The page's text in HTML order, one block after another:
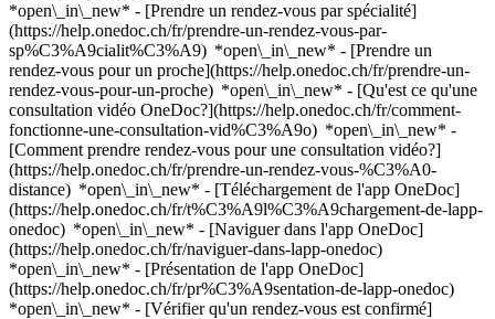
*open\_in\_new* - [Prendre un rendez-vous par spécialité]
(https://help.onedoc.ch/fr/prendre-un-rendez-vous-par-
sp%C3%A9cialit%C3%A9) *open\_in\_new* - [Prendre un
rendez-vous pour un proche](https://help.onedoc.ch/fr/prendre-un-
rendez-vous-pour-un-proche) *open\_in\_new* - [Qu'est ce qu'une
consultation vidéo OneDoc?](https://help.onedoc.ch/fr/comment-
fonctionne-une-consultation-vid%C3%A9o) *open\_in\_new* -
[Comment prendre rendez-vous pour une consultation vidéo?]
(https://help.onedoc.ch/fr/prendre-un-rendez-vous-%C3%A0-
distance) *open\_in\_new* - [Téléchargement de l'app OneDoc]
(https://help.onedoc.ch/fr/t%C3%A9l%C3%A9chargement-de-lapp-
onedoc) *open\_in\_new* - [Naviguer dans l'app OneDoc]
(https://help.onedoc.ch/fr/naviguer-dans-lapp-onedoc)
*open\_in\_new* - [Présentation de l'app OneDoc]
(https://help.onedoc.ch/fr/pr%C3%A9sentation-de-lapp-onedoc)
*open\_in\_new* - [Vérifier qu'un rendez-vous est confirmé](https://help.onedoc.ch/fr/v%C3%A9rifier-quun-rendez-vous-est-confirm%C3%A9) *open\_in\_new* - [Annuler un rendez-vous pris en ligne sur OneDoc](https://help.onedoc.ch/fr/annuler-un-rendez-vous-pris-en-ligne-sur-onedoc) *open\_in\_new* - [Je ne reçois pas de confirmation de rendez-vous](https://help.onedoc.ch/fr/je-ne-re%C3%A7ois-pas-de-confirmation-de-rendez-vous) *open\_in\_new* [Voir tous nos articles *open\_in\_new*](https://help.onedoc.ch/fr/) close ## Modifier votre recherche ![Maison avec un signe plus annonçant qu’une consultation peut être effectuée sur place](https://www.onedoc.ch/assets/images/icons/on-site.svg) Sur place ![Caméra avec un symbole lecture annonçant qu’une consultation peut être effectuée à distance en vidéo](https://www.onedoc.ch/assets/images/icons/remote.svg) À distance Rechercher #### Spécialités #### Praticiens #### Établissements edit Dépistage du diabète à Thônex tune Filtrer par Nouveaux patients*keyboard\_arrow\_down* - Acceptés*check\_circle* Langue parlée*keyboard\_arrow\_down* - Albanais*check\_circle* - Allemand*check\_circle* - Anglais*check\_circle* - Arabe*check\_circle* - Espagnol*check\_circle* - Français*check\_circle* - Grec*check\_circle* - Italien*check\_circle* - Persan*check\_circle* - Peul*check\_circle* - Polonais*check\_circle* - Portugais*check\_circle* - Roumain*check\_circle* - Suédois*check\_circle* - Turc*check\_circle* - Vietnamien*check\_circle* Sexe*keyboard\_arrow\_down* - Femme*check\_circle* - Homme*check\_circle* Réseau*keyboard\_arrow\_down* - Sun Store*check\_circle* - Amavita*check\_circle* - Coop Vitality*check\_circle* - REMED*check\_circle* - mediX*check\_circle* - Réseau Delta*check\_circle* Disponibilité*keyboard\_arrow\_down* - Disponible aujourdhui*check\_circle* - Dans les 3 prochains jours*check\_circle* - Dans les 7 prochains jours*check\_circle* - Dans les 14 prochains jours*check\_circle* # __Dépistage du diabète__ à __Thônex__: prenez rendez-vous en ligne aujourd'hui ## 2 résultats à Thônex [![Sun Store Thônex, pharmacie à Thônex](https://assets.onedoc.ch/images/entities/2d4e4bce5704b72e36109c2398f10fabab74841bc696e5a6a293f243fe272dc4-small.png "Sun Store Thônex, pharmacie à Thônex")](https://www.onedoc.ch/fr/pharmacie/thonex/e2e4/sun-store-thonex) ### [Sun Store Thônex](https://www.onedoc.ch/fr/pharmacie/thonex/e2e4/sun-store-thonex) Pharmacie Rue de Genève 106 1226 Thônex ![Icône patient avec un signe plus annonçant que le professionnel accepte de nouveaux patients](https://www.onedoc.ch/assets/images/icons/new-patients.svg)Accepte les nouveaux patients [Réserver un RDV](https://www.onedoc.ch/fr/pharmacie/thonex/e2e4/sun-store-thonex) *chevron\_left* lun. 03 août *chevron\_right* Voir plus de rendez-vous *error\_outline* Une erreur s'est produite lors du chargement des disponibilités [Réessayer](https://www.onedoc.ch) [![Amavita Thônex Tronchet, pharmacie à Thônex](https://assets.onedoc.ch/images/entities/30ba12978013a41ab53d6e11af0f23363274910824ace40288d26829afc85061-small.png "Amavita Thônex Tronchet, pharmacie à Thônex")](https://www.onedoc.ch/fr/pharmacie/thonex/e4t2/amavita-thonex-tronchet) ### [Amavita Thônex Tronchet](https://www.onedoc.ch/fr/pharmacie/thonex/e4t2/amavita-thonex-tronchet) ![Badge indiquant un profil vérifié](https://www.onedoc.ch/assets/images/icons/checkmark.svg) Pharmacie Avenue Tronchet 2 1226 Thônex ![Icône patient avec un signe plus annonçant que le professionnel accepte de nouveaux patients](https://www.onedoc.ch/assets/images/icons/new-patients.svg)Accepte les nouveaux patients [Réserver un RDV](https://www.onedoc.ch/fr/pharmacie/thonex/e4t2/amavita-thonex-tronchet) *chevron\_left* lun. 03 août *chevron\_right* Voir plus de rendez-vous *error\_outline* Une erreur s'est produite lors du chargement des disponibilités [Réessayer](https://www.onedoc.ch) ## __Dépistage du diabète__: d'autres spécialistes sont réservables en ligne dans les environs de __Thônex__ [![Pharmacie Sun Store Chêne-Bourg CEVA, pharmacie à Chêne-Bourg](https://assets.onedoc.ch/images/entities/19fb07bc407d46d8d07dc69a05b1185557a9409dccd26fae4885acc7963056e4-small.png "Pharmacie Sun Store Chêne-Bourg CEVA, pharmacie à Chêne-Bourg")](https://www.onedoc.ch/fr/pharmacie/chene-bourg/e4qx/pharmacie-sun-store-chene-bourg-ceva) ### [Pharmacie Sun Store Chêne-Bourg CEVA](https://www.onedoc.ch/fr/pharmacie/chene-bourg/e4qx/pharmacie-sun-store-chene-bourg-ceva) ![Badge indiquant un profil vérifié](https://www.onedoc.ch/assets/images/icons/checkmark.svg) Pharmacie Place de la Gare 6 1225 Chêne-Bourg ![Icône patient avec un signe plus annonçant que le professionnel accepte de nouveaux patients](https://www.onedoc.ch/assets/images/icons/new-patients.svg)Accepte les nouveaux patients [Réserver un RDV](https://www.onedoc.ch/fr/pharmacie/chene-bourg/e4qx/pharmacie-sun-store-chene-bourg-ceva) *chevron\_left* lun. 03 août *chevron\_right* Voir plus de rendez-vous *error\_outline* Une erreur s'est produite lors du chargement des disponibilités [Réessayer](https://www.onedoc.ch) [![Pharmacie de grange-canal, pharmacie à Chêne-Bougeries](https://assets.onedoc.ch/images/entities/dc7a87b7b4e472536eb3c8431aa484cc7fd45fcb748822ac9d55e251869c1ede-small.png "Pharmacie de grange-canal, pharmacie à Chêne-Bougeries")](https://www.onedoc.ch/fr/pharmacie/chene-bougeries/ebabd/pharmacie-de-grange-canal) ### [Pharmacie de grange-canal](https://www.onedoc.ch/fr/pharmacie/chene-bougeries/ebabd/pharmacie-de-grange-canal) ![Badge indiquant un profil vérifié](https://www.onedoc.ch/assets/images/icons/checkmark.svg) Pharmacie Route de Chêne 65 1224 Chêne-Bougeries ![Icône patient avec un signe plus annonçant que le professionnel accepte de nouveaux patients](https://www.onedoc.ch/assets/images/icons/new-patients.svg)Accepte les nouveaux patients [Réserver un RDV](https://www.onedoc.ch/fr/pharmacie/chene-bougeries/ebabd/pharmacie-de-grange-canal) [![Laboratoire Chêne-Bourg, laboratoire d'analyse à Chêne-Bourg](https://assets.onedoc.ch/images/entities/47ffedd82e59fb2ebb9fd30db01062f07bc6ffdfad8504a592429265fdc37cd6-small.png "Laboratoire Chêne-Bourg, laboratoire d'analyse à Chêne-Bourg")](https://www.onedoc.ch/fr/laboratoire-d-analyse/chene-bourg/e9t3/laboratoire-chene-bourg) ### [Laboratoire Chêne-Bourg](https://www.onedoc.ch/fr/laboratoire-d-analyse/chene-bourg/e9t3/laboratoire-chene-bourg) ![Badge indiquant un profil vérifié](https://www.onedoc.ch/assets/images/icons/checkmark.svg) Laboratoire d'analyse Rue François-Jacquier 14 1225 Chêne-Bourg ![Icône patient avec un signe plus annonçant que le professionnel accepte de nouveaux patients](https://www.onedoc.ch/assets/images/icons/new-patients.svg)Accepte les nouveaux patients [Réserver un RDV](https://www.onedoc.ch/fr/laboratoire-d-analyse/chene-bourg/e9t3/laboratoire-chene-bourg) [![Dr. Richard Arkhurst, médecin généraliste à Genève](https://www.onedoc.ch/assets/images/male.png "Dr. Richard Arkhurst, médecin généraliste à Genève")](https://www.onedoc.ch/fr/medecin-generaliste/geneve/pyf2/dr-richard-arkhurst) ### [Dr. Richard Arkhurst](https://www.onedoc.ch/fr/medecin-generaliste/geneve/pyf2/dr-richard-arkhurst) [Médecin généraliste](https://www.onedoc.ch/fr/medecin-generaliste/geneve) Cabinet Dr Arkhurst Avenue Eugène-Pittard 34 1206 Genève ![Dr. Richard Arkhurst est affilié au réseau REMED](https://assets.onedoc.ch/images/networks/logos/69370ff5361754d1928baefeac07f362b32f591fb27e17140139073ce5f51c5b-small.png)![Dr. Richard Arkhurst est affilié au réseau Réseau Delta](https://assets.onedoc.ch/images/networks/logos/bc7306ac026c686f85d463e96b3cb0053f7de03c9f7a5fae3aa7114a276838ea-small.png) ![Icône caméra avec un symbole lecture annonçant que le professionnel de santé propose des consultations vidéo](https://www.onedoc.ch/assets/images/icons/video-consultations.svg)Consultations vidéo disponibles ![Icône patient avec un signe plus annonçant que le professionnel accepte de nouveaux patients](https://www.onedoc.ch/assets/images/icons/new-patients.svg)Accepte les nouveaux patients [Réserver un RDV](https://www.onedoc.ch/fr/medecin-generaliste/geneve/pyf2/dr-richard-arkhurst) Expertises:[Dépistage du diabète](https://www.onedoc.ch/fr/depistage-du-diabete/geneve), [Injection d'acide hyaluronique](https://www.onedoc.ch/fr/injection-d-acide-hyaluronique/geneve), [Check-up | bilan de santé](https://www.onedoc.ch/fr/check-up-bilan-de-sante/geneve), [Contrôle médical permis de conduire NIVEAU 2](https://www.onedoc.ch/fr/controle-medical-permis-de-conduire-niveau-2/geneve), [Dépistage infection urinaire](https://www.onedoc.ch/fr/depistage-infection-urinaire/geneve), [Mise à jour du carnet de vaccination](https://www.onedoc.ch/fr/mise-a-jour-du-carnet-de-vaccination/geneve), [Maladies Sexuellement Transmissibles | Infections Sexuellement Transmissibles (MST/IST)](https://www.onedoc.ch/fr/maladies-sexuellement-transmissibles-infections-sexuellement-transmissibles-mst-ist/geneve), [Évaluation préopératoire](https://www.onedoc.ch/fr/evaluation-preoperatoire/geneve), [Urgence en médecine générale](https://www.onedoc.ch/fr/urgence-en-medecine-generale/geneve)Voir plus Expertises:[Dépistage du diabète](https://www.onedoc.ch/fr/depistage-du-diabete/geneve), [Injection d'acide hyaluronique](https://www.onedoc.ch/fr/injection-d-acide-hyaluronique/geneve), [Check-up | bilan de santé](https://www.onedoc.ch/fr/check-up-bilan-de-sante/geneve), [Contrôle médical permis de conduire NIVEAU 2](https://www.onedoc.ch/fr/controle-medical-permis-de-conduire-niveau-2/geneve), [Dépistage infection urinaire](https://www.onedoc.ch/fr/depistage-infection-urinaire/geneve), [Mise à jour du carnet de vaccination](https://www.onedoc.ch/fr/mise-a-jour-du-carnet-de-vaccination/geneve), [Maladies Sexuellement Transmissibles | Infections Sexuellement Transmissibles (MST/IST)](https://www.onedoc.ch/fr/maladies-sex